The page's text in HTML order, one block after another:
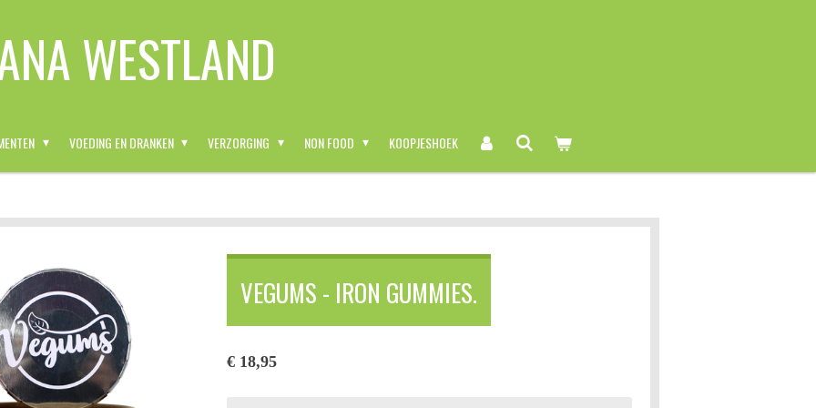
WESTLAND
VOEDING EN DRANKEN VERZORGING NON FOOD KOOPJESHOEK
VEGUMS - IRON GUMMIES.
€ 18,95